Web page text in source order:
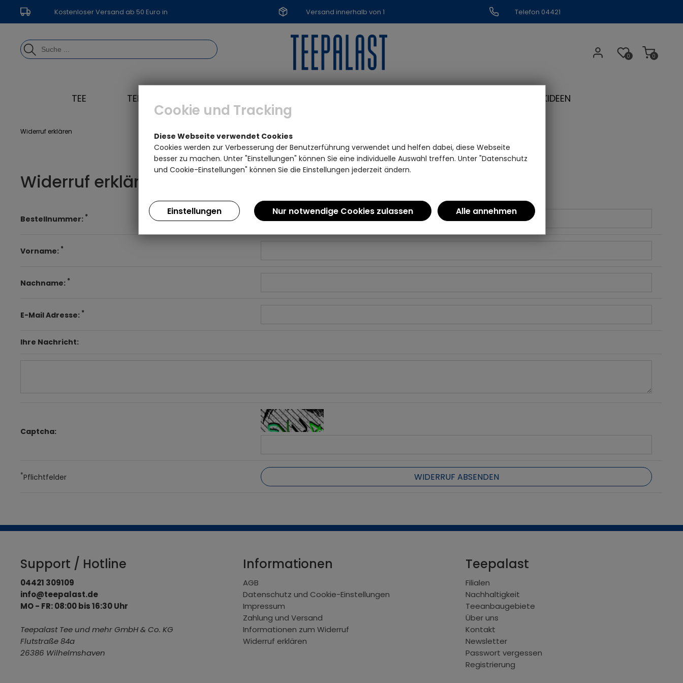
Kostenloser Versand ab 50 Euro in Versand innerhalb von 1
Werktag
Telefon 04421
0
0
TEE TEEGESCHIRR GESCHENKIDEEN
Widerruf erklären
Widerruf erklären
Bestellnummer: *
Vorname: *
Nachname: *
E-Mail Adresse: *
Ihre Nachricht:
Captcha:
*Pflichtfelder
Support / Hotline
04421 309109
info@teepalast.de
MO - FR: 08:00 bis 16:30 Uhr
Teepalast Tee und mehr GmbH & Co. KG
Flutstraße 84a
26386 Wilhelmshaven
Informationen
AGB
Datenschutz und Cookie-Einstellungen
Impressum
Zahlung und Versand
Informationen zum Widerruf
Widerruf erklären
Teepalast
Filialen
Nachhaltigkeit
Teeanbaugebiete
Über uns
Kontakt
Newsletter
Passwort vergessen
Registrierung
Cookie und Tracking
Diese Webseite verwendet Cookies
Cookies werden zur Verbesserung der Benutzerführung verwendet und helfen dabei, diese Webseite
besser zu machen. Unter "Einstellungen" können Sie eine individuelle Auswahl treffen. Unter "Datenschutz
und Cookie-Einstellungen" können Sie die Einstellungen jederzeit ändern.
Einstellungen